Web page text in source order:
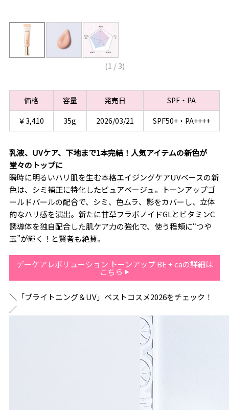
(1 /3)
価格 容量 発売日
SPF・PA
￥3,410
35g 2026/03/21 SPF50+・PA++++
乳液、UVケア、下地まで1本完結！人気アイテムの新色が
堂々のトップに
瞬時に明るいハリ肌を生む本格エイジングケアUVベースの新
色は、シミ補正に特化したピュアベージュ。トーンアップゴ
ールドパールの配合で、シミ、色ムラ、影をカバーし、立体
的なハリ感を演出。新たに甘草フラボノイドGLとビタミンC
誘導体を独自配合した肌ケア力の強化で、使う程頰に“つや
玉”が輝く！と賢者も絶賛。
デーケアレボリューション トーンアップ BE + caの詳細は
こちら
＼「ブライトニング＆UV」ベストコスメ2026をチェック！
／